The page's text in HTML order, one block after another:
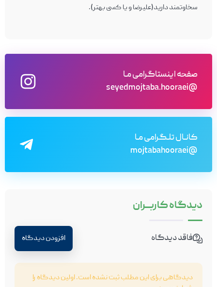
سخاوتمند دارید(علیرضا و یا کسی بهتر).
صفحه اینستاگرامی مـا
@seyedmojtaba.hooraei
کانـال تلـگرامی مـا
@mojtabahooraei
دیدگاهکاربـــران
فاقد دیدگاه افزودن دیدگاه
دیدگاهی برای این مطلب ثبت نشده است. اولین دیدگاه را